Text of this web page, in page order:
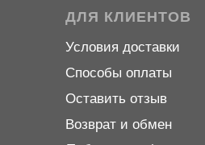
ДЛЯ КЛИЕНТОВ
Условия доставки
Возврат и обмен
Способы оплаты
Оставить отзыв